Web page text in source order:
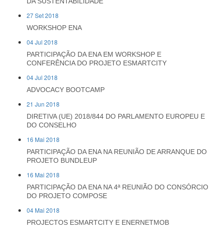
27 Set 2018
WORKSHOP ENA
04 Jul 2018
PARTICIPAÇÃO DA ENA EM WORKSHOP E
CONFERÊNCIA DO PROJETO ESMARTCITY
04 Jul 2018
ADVOCACY BOOTCAMP
21 Jun 2018
DIRETIVA (UE) 2018/844 DO PARLAMENTO EUROPEU E
DO CONSELHO
16 Mai 2018
PARTICIPAÇÃO DA ENA NA REUNIÃO DE ARRANQUE DO
PROJETO BUNDLEUP
16 Mai 2018
PARTICIPAÇÃO DA ENA NA 4ª REUNIÃO DO CONSÓRCIO
DO PROJETO COMPOSE
04 Mai 2018
PROJECTOS ESMARTCITY E ENERNETMOB